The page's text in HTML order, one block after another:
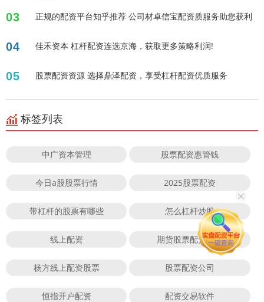
03 正规的配资平台知乎推荐 公司材卓信宝配资质服务助您获利
04 佳禾资本 杠杆配资连选京海，获取更多策略利润!
05 股票配资资源 选择鼎泽配资，享受杠杆配资优质服务
标签列表
中广资本管理 股票配资惠管钱
今日a股股票行情 2025股票配资
带杠杆的股票有哪些 怎么杠杆炒股
线上配资 期货股票配资炒股
杨方线上配资股票 股票配资公司
恒指开户配资 配资交易软件